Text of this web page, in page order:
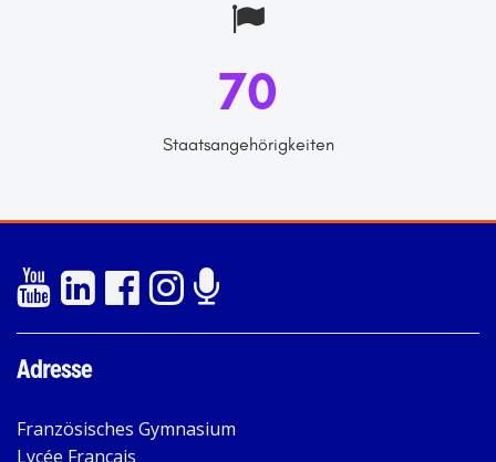
70
Staatsangehörigkeiten
Adresse
Französisches Gymnasium
Lycée Français